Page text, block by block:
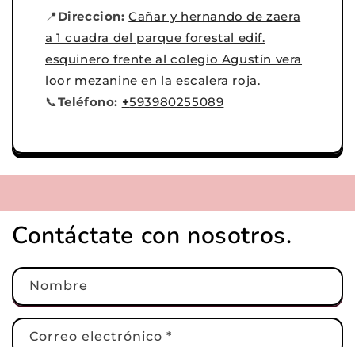
📍 Direccion:Cañar y hernando de zaera
a 1 cuadra del parque forestal edif.
esquinero frente al colegio Agustín vera
loor mezanine en la escalera roja.
📞Teléfono: +593980255089
Contáctate con nosotros.
Nombre
Correo electrónico *